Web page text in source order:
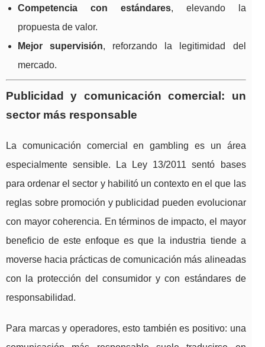
Competencia con estándares, elevando la
propuesta de valor.
Mejor supervisión, reforzando la legitimidad del
mercado.
Publicidad y comunicación comercial: un
sector más responsable
La comunicación comercial en gambling es un área
especialmente sensible. La Ley 13/2011 sentó bases
para ordenar el sector y habilitó un contexto en el que las
reglas sobre promoción y publicidad pueden evolucionar
con mayor coherencia. En términos de impacto, el mayor
beneficio de este enfoque es que la industria tiende a
moverse hacia prácticas de comunicación más alineadas
con la protección del consumidor y con estándares de
responsabilidad.
Para marcas y operadores, esto también es positivo: una